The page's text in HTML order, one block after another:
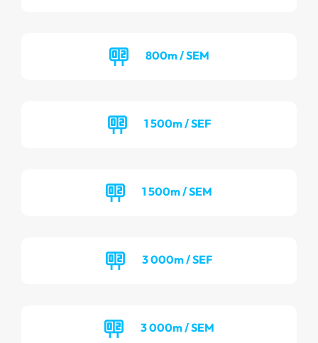
800m / SEM
1 500m / SEF
1 500m / SEM
3 000m / SEF
3 000m / SEM